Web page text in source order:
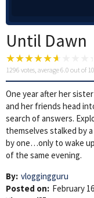
Until Dawn
1296 votes, average6.0 out of 10
One year after her
and her friends head
search of answers.
themselves stalked by
by one…only to wake
of the same evening.
By: vloggingguru
Posted on: February